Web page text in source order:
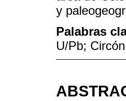
y
Palabras
U/Pb;